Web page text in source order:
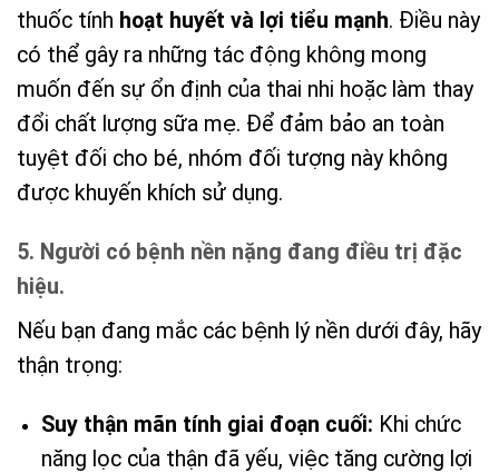
thuốc tính hoạt huyết và lợi tiểu mạnh. Điều này
có thể gây ra những tác động không mong
muốn đến sự ổn định của thai nhi hoặc làm thay
đổi chất lượng sữa mẹ. Để đảm bảo an toàn
tuyệt đối cho bé, nhóm đối tượng này không
được khuyến khích sử dụng.
5. Người có bệnh nền nặng đang điều trị đặc
hiệu.
Nếu bạn đang mắc các bệnh lý nền dưới đây, hãy
thận trọng:
Suy thận mãn tính giai đoạn cuối: Khi chức
năng lọc của thận đã yếu, việc tăng cường lợi